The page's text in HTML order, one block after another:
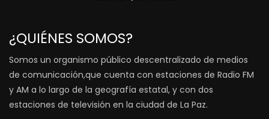
¿QUIÉNES SOMOS?
Somos un organismo público descentralizado de medios
de comunicación,que cuenta con estaciones de Radio FM
y AM a lo largo de la geografía estatal, y con dos
estaciones de televisión en la ciudad de La Paz.